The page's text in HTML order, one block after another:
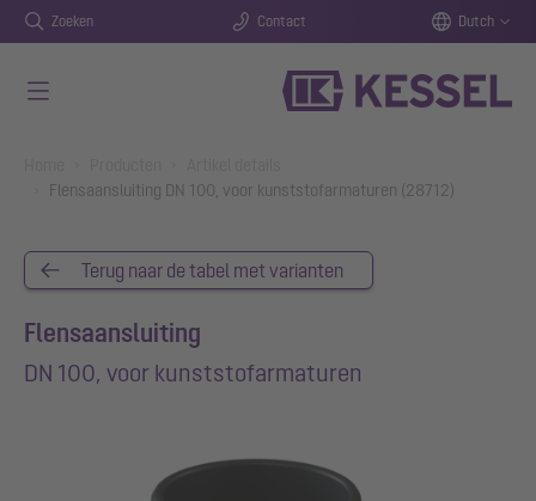
Zoeken Contact Dutch
Flensaansluiting DN 100, voor kunststofarmaturen (28712)
Terug naar de tabel met varianten
Flensaansluiting
DN 100, voor kunststofarmaturen